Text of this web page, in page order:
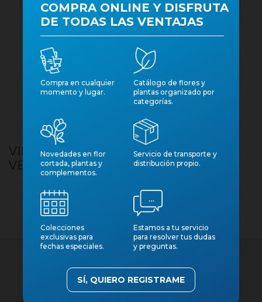
VIDRE AMPOLLA RAFIA 18X18X75CM
VERD OLIVA
COMPRA ONLINE Y DISFRUTA
DE TODAS LAS VENTAJAS
Compra en cualquier
momento y lugar.
Catálogo de flores y
plantas organizado por
categorías.
Novedades en flor
cortada, plantas y
complementos.
Servicio de transporte y
distribución propio.
Colecciones
exclusivas para
fechas especiales.
Estamos a tu servicio
para resolver tus dudas
y preguntas.
SÍ, QUIERO REGISTRAME